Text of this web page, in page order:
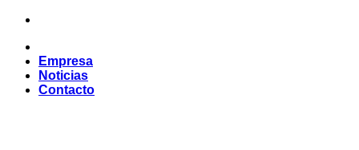
Saltar
contenido
Empresa
Noticias
Contacto